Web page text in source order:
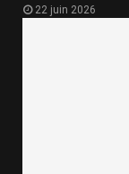
22 juin 2026